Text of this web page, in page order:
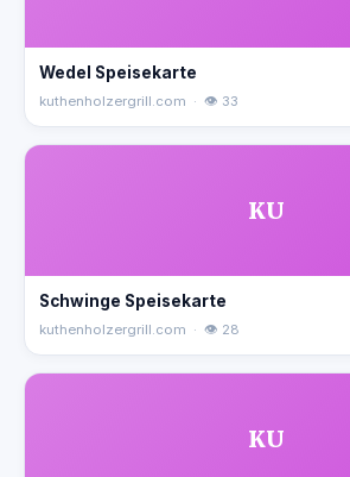
Wedel Speisekarte
kuthenholzergrill.com · 👁 33
KU
Schwinge Speisekarte
kuthenholzergrill.com · 👁 28
KU